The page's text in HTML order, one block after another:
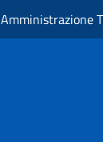
Amministrazione